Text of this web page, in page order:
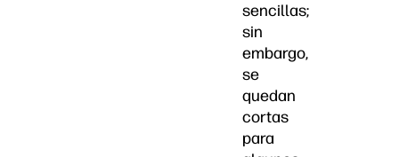
sencillas;
sin
embargo,
se
quedan
cortas
para